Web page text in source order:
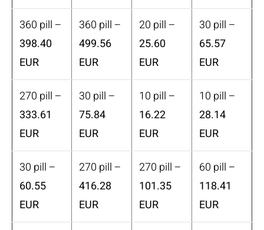
360 pill –
398.40
EUR
360 pill –
499.56
EUR
20 pill –
25.60
EUR
30 pill –
65.57
EUR
270 pill –
333.61
EUR
30 pill –
75.84
EUR
10 pill –
16.22
EUR
10 pill –
28.14
EUR
30 pill –
60.55
EUR
270 pill –
416.28
EUR
270 pill –
101.35
EUR
60 pill –
118.41
EUR